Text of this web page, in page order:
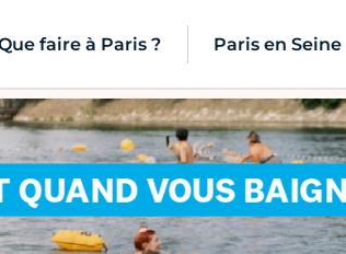
faire à Paris ? Paris en Seine